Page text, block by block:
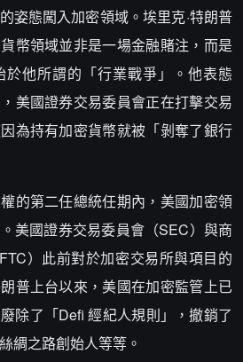
姿態闖入加密領域。埃里克·特朗普
幣領域並非是一場金融賭注，而是
他所謂的「行業戰爭」。他表態
美國證券交易委員會正在打擊交易
為持有加密貨幣就被「剝奪了銀行
的第二任總統任期內，美國加密領
美國證券交易委員會（SEC）與商
）此前對於加密交易所與項目的
普上台以來，美國在加密監管上已
除了「Defi 經紀人規則」，撤銷了
綢之路創始人等等。